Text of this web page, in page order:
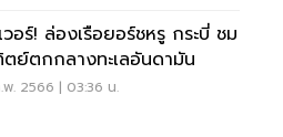
อร์! ล่องเรือยอร์ชหรู กระบี่ ชม
ตย์ตกกลางทะเลอันดามัน
พ. 2566 | 03:36 น.